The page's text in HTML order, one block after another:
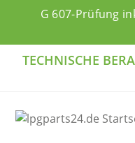
G 607-Prüfung
TECHNISCHE